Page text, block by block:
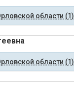
области (1)
области (1)